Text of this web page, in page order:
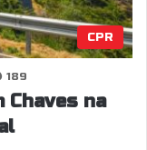
CPR
189
Chaves na